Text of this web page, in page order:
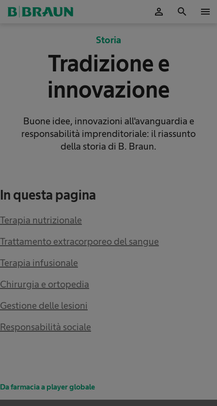
person search menu
Storia
Tradizione e
innovazione
Buone idee, innovazioni all'avanguardia e
responsabilità imprenditoriale: il riassunto
della storia di B. Braun.
In questa pagina
Terapia nutrizionale
Trattamento extracorporeo del sangue
Terapia infusionale
Chirurgia e ortopedia
Gestione delle lesioni
Responsabilità sociale
Da farmacia a player globale